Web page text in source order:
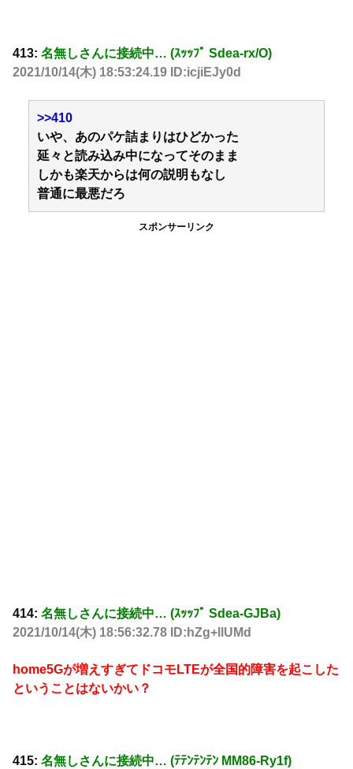
413: 名無しさんに接続中… (ｽｯｯﾌﾟ Sdea-rx/O)
2021/10/14(木) 18:53:24.19 ID:icjiEJy0d
>>410
いや、あのパケ詰まりはひどかった
延々と読み込み中になってそのまま
しかも楽天からは何の説明もなし
普通に最悪だろ
スポンサーリンク
414: 名無しさんに接続中… (ｽｯｯﾌﾟ Sdea-GJBa)
2021/10/14(木) 18:56:32.78 ID:hZg+llUMd
home5Gが増えすぎてドコモLTEが全国的障害を起こした
ということはないかい？
415: 名無しさんに接続中… (ﾃﾃﾝﾃﾝﾃﾝ MM86-Ry1f)